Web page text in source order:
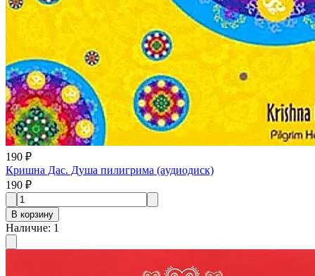
190 ₽
Кришна Дас. Душа пилигрима (aудиодиск)
190 ₽
В корзину
Наличие: 1